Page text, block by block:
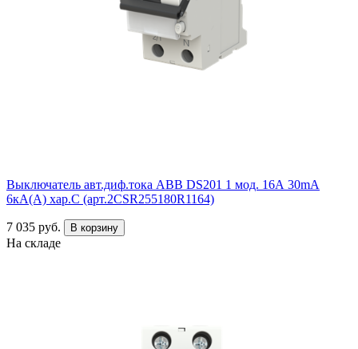
Выключатель авт.диф.тока ABB DS201 1 мод. 16А 30mA
6кА(А) хар.С (арт.2CSR255180R1164)
7 035 руб. В корзину
На складе